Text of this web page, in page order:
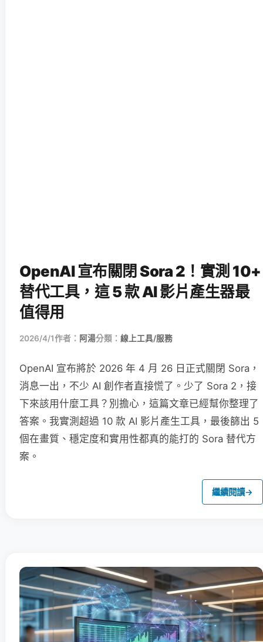
OpenAI 宣布關閉 Sora 2！實測 10+
替代工具，這 5 款 AI 影片產生器最
值得用
2026/4/1作者： 阿湯分類： 線上工具/服務
OpenAI 宣布將於 2026 年 4 月 26 日正式關閉 Sora，
消息一出，不少 AI 創作者直接慌了。少了 Sora 2，接
下來該用什麼工具？別擔心，這篇文章已經幫你整理了
答案。我實測超過 10 款 AI 影片產生工具，最後篩出 5
個在畫質、穩定度和實用性都真的能打的 Sora 替代方
案。
繼續閱讀→